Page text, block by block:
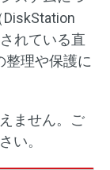
れている直
整理や保護に
ません。ご
い。